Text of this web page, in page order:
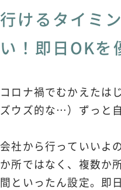
行けるタイミ
い！即日OKを
コロナ禍でむかえたは
ズウズ的な…）ずっと
会社から行っていいよ
か所ではなく、複数か
間といったん設定。即